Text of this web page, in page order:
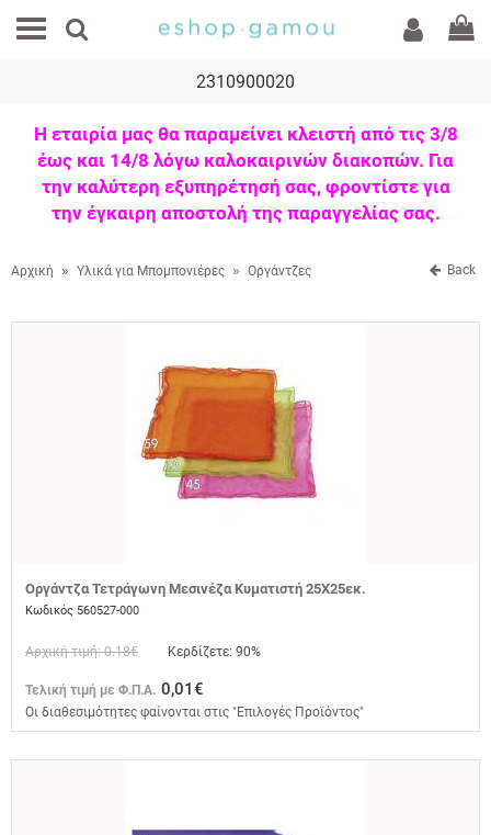
2310900020
Η εταιρία μας θα παραμείνει κλειστή από τις 3/8
έως και 14/8 λόγω καλοκαιρινών διακοπών. Για
την καλύτερη εξυπηρέτησή σας, φροντίστε για
την έγκαιρη αποστολή της παραγγελίας σας.
Αρχική » Back
Υλικά για Μπομπονιέρες » Οργάντζες
Οργάντζα Τετράγωνη Μεσινέζα Κυματιστή 25Χ25εκ.
Κωδικός 560527-000
Αρχική τιμή: 0.18€ Κερδίζετε: 90%
Τελική τιμή με Φ.Π.Α. 0,01€
Οι διαθεσιμότητες φαίνονται στις "Επιλογές Προϊόντος"